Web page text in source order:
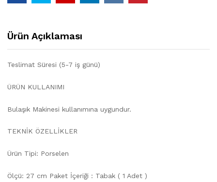
Ürün Açıklaması
Teslimat Süresi (5-7 iş günü)
ÜRÜN KULLANIMI
Bulaşık Makinesi kullanımına uygundur.
TEKNİK ÖZELLİKLER
Ürün Tipi: Porselen
Ölçü: 27 cm Paket İçeriği : Tabak ( 1 Adet )